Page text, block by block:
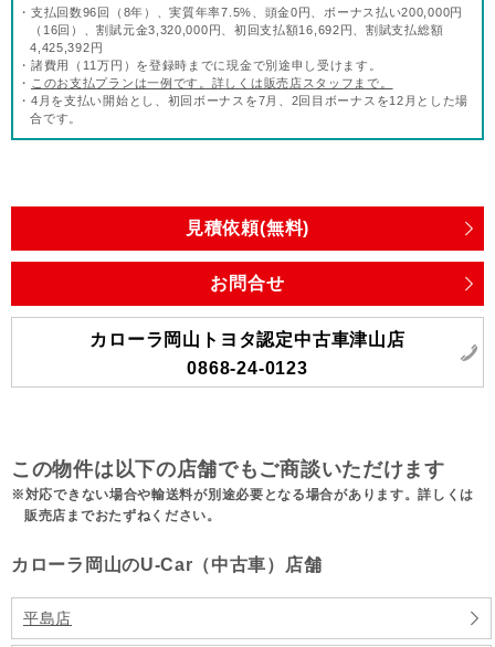
・支払回数96回（8年）、実質年率7.5%、頭金0円、ボーナス払い200,000円
（16回）、割賦元金3,320,000円、初回支払額16,692円、割賦支払総額
4,425,392円
・諸費用（11万円）を登録時までに現金で別途申し受けます。
・ このお支払プランは一例です。詳しくは販売店スタッフまで。
・4月を支払い開始とし、初回ボーナスを7月、2回目ボーナスを12月とした場
合です。
見積依頼(無料)
お問合せ
カローラ岡山トヨタ認定中古車津山店
0868-24-0123
この物件は以下の店舗でもご商談いただけます
対応できない場合や輸送料が別途必要となる場合があります。詳しくは
販売店までおたずねください。
カローラ岡山のU-Car（中古車）店舗
平島店